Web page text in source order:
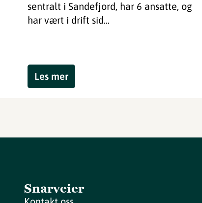
sentralt i Sandefjord, har 6 ansatte, og
har vært i drift sid...
Les mer
Snarveier